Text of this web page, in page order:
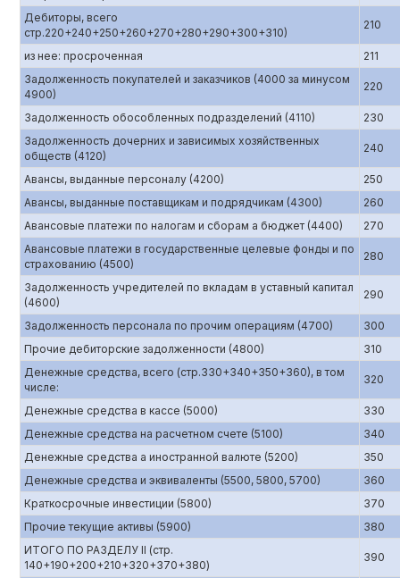
Дебиторы, всего
стр.220+240+250+260+270+280+290+300+310)
210
из нее: просроченная
211
Задолженность покупателей и заказчиков (4000 за минусом
4900)
220
Задолженность обособленных подразделений (4110)
230
Задолженность дочерних и зависимых хозяйственных
обществ (4120)
240
Авансы, выданные персоналу (4200)
250
Авансы, выданные поставщикам и подрядчикам (4300)
260
Авансовые платежи по налогам и сборам а бюджет (4400)
270
Авансовые платежи в государственные целевые фонды и по
страхованию (4500)
280
Задолженность учредителей по вкладам в уставный капитал
(4600)
290
Задолженность персонала по прочим операциям (4700)
300
Прочие дебиторские задолженности (4800)
310
Денежные средства, всего (стр.330+340+350+360), в том
числе:
320
Денежные средства в кассе (5000)
330
Денежные средства на расчетном счете (5100)
340
Денежные средства а иностранной валюте (5200)
350
Денежные средства и эквиваленты (5500, 5800, 5700)
360
Краткосрочные инвестиции (5800)
370
Прочие текущие активы (5900)
380
ИТОГО ПО РАЗДЕЛУ II (стр.
140+190+200+210+320+370+380)
390